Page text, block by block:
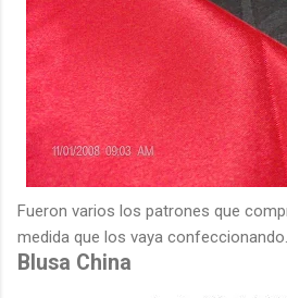
Fueron varios los patrones que
medida que los vaya confeccionando.
Blusa China